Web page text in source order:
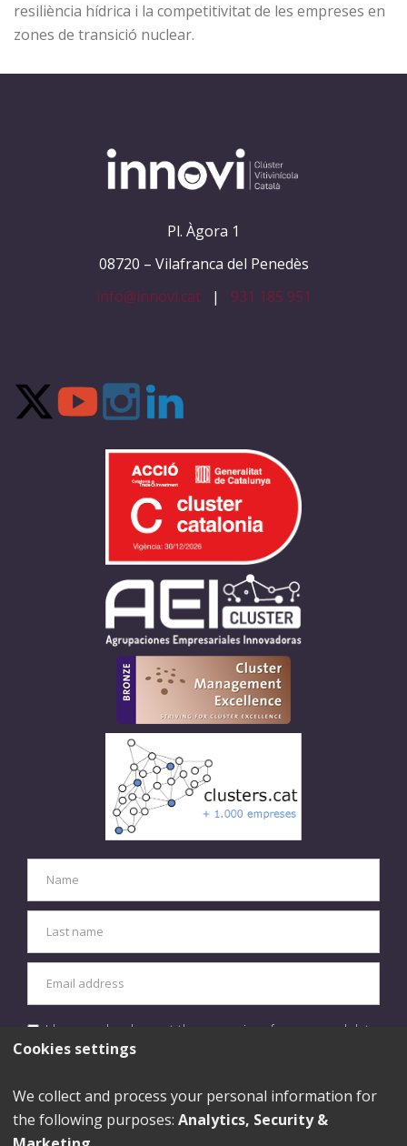
resiliència hídrica i la competitivitat de les empreses en
zones de transició nuclear.
Pl. Àgora 1
08720 – Vilafranca del Penedès
info@innovi.cat
| 931 185 951
I have read and accept the processing of my personal data
in accordance with the
SEND
Cookies settings
We collect and process your personal information for
the following purposes: Analytics, Security &